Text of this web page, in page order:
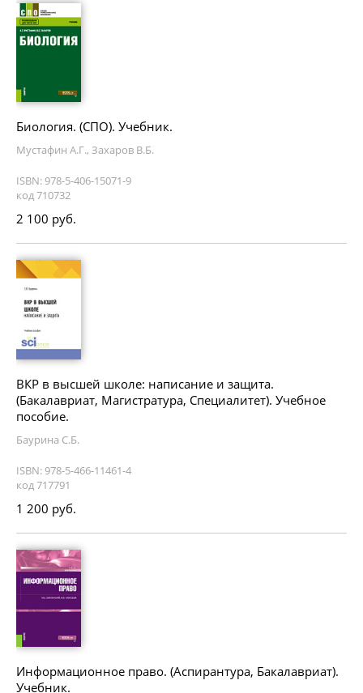
Биология. (СПО). Учебник.
Мустафин А.Г., Захаров В.Б.
ISBN: 978-5-406-15071-9
код 710732
2 100 руб.
ВКР в высшей школе: написание и защита.
(Бакалавриат, Магистратура, Специалитет). Учебное
пособие.
Баурина С.Б.
ISBN: 978-5-466-11461-4
код 717791
1 200 руб.
Информационное право. (Аспирантура, Бакалавриат).
Учебник.